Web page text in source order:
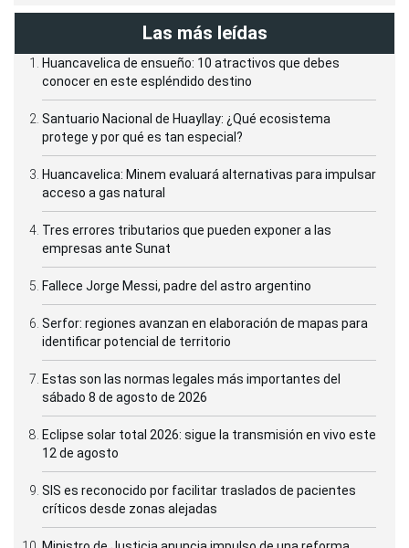
Las más leídas
Huancavelica de ensueño: 10 atractivos que debes
conocer en este espléndido destino
Santuario Nacional de Huayllay: ¿Qué ecosistema
protege y por qué es tan especial?
Huancavelica: Minem evaluará alternativas para impulsar
acceso a gas natural
Tres errores tributarios que pueden exponer a las
empresas ante Sunat
Fallece Jorge Messi, padre del astro argentino
Serfor: regiones avanzan en elaboración de mapas para
identificar potencial de territorio
Estas son las normas legales más importantes del
sábado 8 de agosto de 2026
Eclipse solar total 2026: sigue la transmisión en vivo este
12 de agosto
SIS es reconocido por facilitar traslados de pacientes
críticos desde zonas alejadas